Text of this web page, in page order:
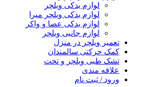
لوازم یدکی ویلچر
لوازم یدکی ویلچر میرا
لوازم یدکی عصا و واکر
لوازم جانبی ویلچر
تعمیر ویلچر در منزل
کمک حرکتی سالمندان
تشک طبی ویلچر و تخت
علاقه مندی
ورود / ثبت نام